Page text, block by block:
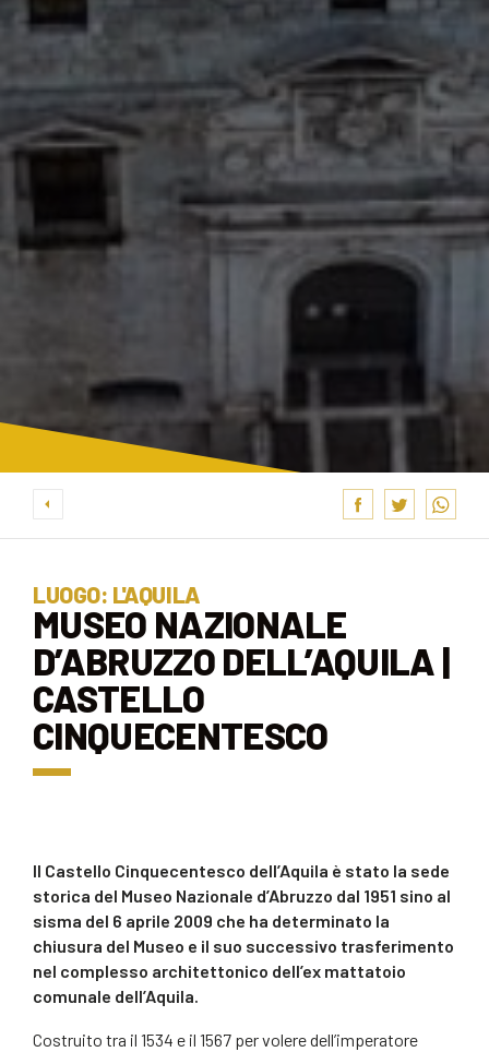
LUOGO: L'AQUILA
MUSEO NAZIONALE
D’ABRUZZO DELL’AQUILA |
CASTELLO
CINQUECENTESCO
Il Castello Cinquecentesco dell’Aquila è stato la sede
storica del Museo Nazionale d’Abruzzo dal 1951 sino al
sisma del 6 aprile 2009 che ha determinato la
chiusura del Museo e il suo successivo trasferimento
nel complesso architettonico dell’ex mattatoio
comunale dell’Aquila.
Costruito tra il 1534 e il 1567 per volere dell’imperatore